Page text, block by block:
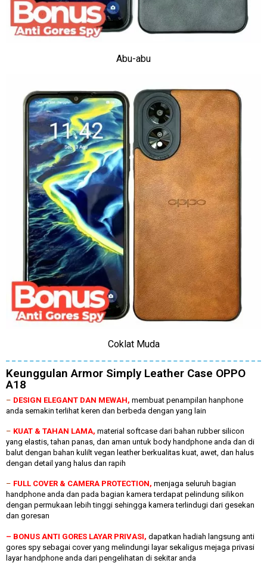
Abu-abu
Coklat Muda
Keunggulan Armor Simply Leather Case OPPO
A18
– DESIGN ELEGANT DAN MEWAH, membuat penampilan hanphone
anda semakin terlihat keren dan berbeda dengan yang lain
– KUAT & TAHAN LAMA, material softcase dari bahan rubber silicon
yang elastis, tahan panas, dan aman untuk body handphone anda dan di
balut dengan bahan kulilt vegan leather berkualitas kuat, awet, dan halus
dengan detail yang halus dan rapih
– FULL COVER & CAMERA PROTECTION, menjaga seluruh bagian
handphone anda dan pada bagian kamera terdapat pelindung silikon
dengan permukaan lebih tinggi sehingga kamera terlindugi dari gesekan
dan goresan
– BONUS ANTI GORES LAYAR PRIVASI, dapatkan hadiah langsung anti
gores spy sebagai cover yang melindungi layar sekaligus mejaga privasi
layar handphone anda dari pengelihatan di sekitar anda